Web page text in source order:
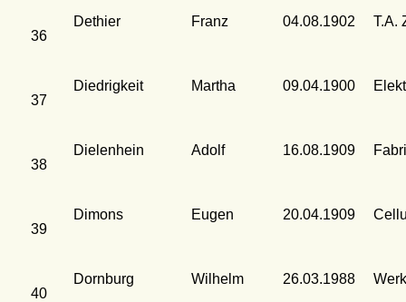
36
Dethier Franz 04.08.1902 T.A.
37
Diedrigkeit Martha 09.04.1900
38
Dielenhein Adolf 16.08.1909
39
Dimons Eugen 20.04.1909
40
Dornburg Wilhelm 26.03.1988